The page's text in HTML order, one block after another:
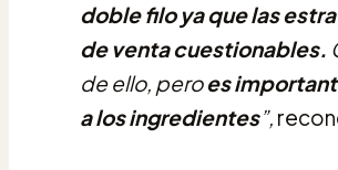
doble filo ya que las
de venta cuestionables.
de ello, peroes
a los ingredientes”,